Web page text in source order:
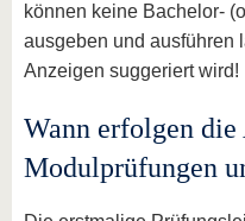
können keine Bachelor-
ausgeben und ausführen
Anzeigen suggeriert wird!
Wann erfolgen
Modulprüfungen